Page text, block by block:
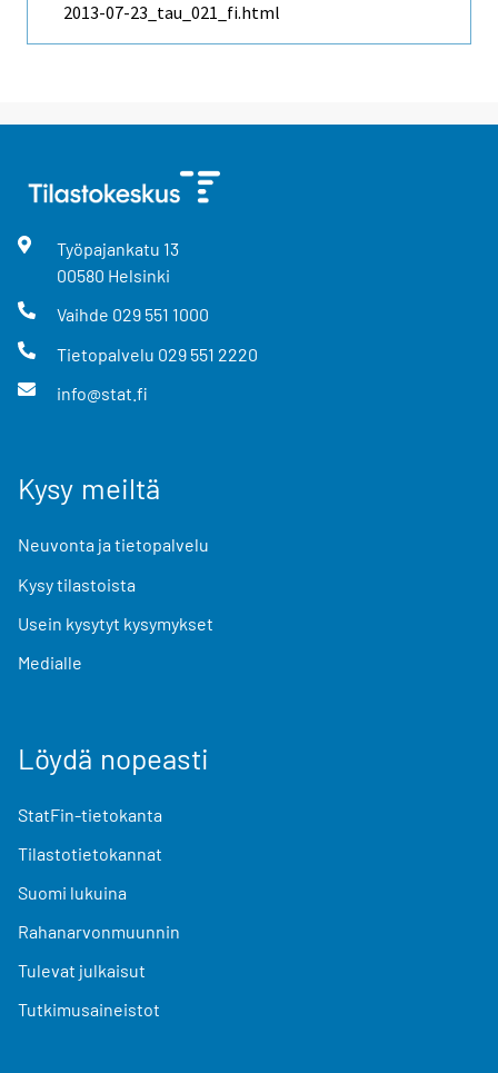
2013-07-23_tau_021_fi.html
Työpajankatu 13
00580 Helsinki
Vaihde 029 551 1000
Tietopalvelu 029 551 2220
info@stat.fi
Kysy meiltä
Neuvonta ja tietopalvelu
Kysy tilastoista
Usein kysytyt kysymykset
Medialle
Löydä nopeasti
StatFin-tietokanta
Tilastotietokannat
Suomi lukuina
Rahanarvonmuunnin
Tulevat julkaisut
Tutkimusaineistot